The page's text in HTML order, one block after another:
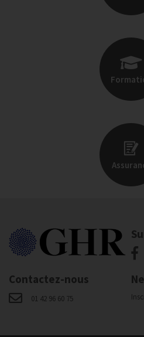
Contactez-nous
01 42 96 60 75